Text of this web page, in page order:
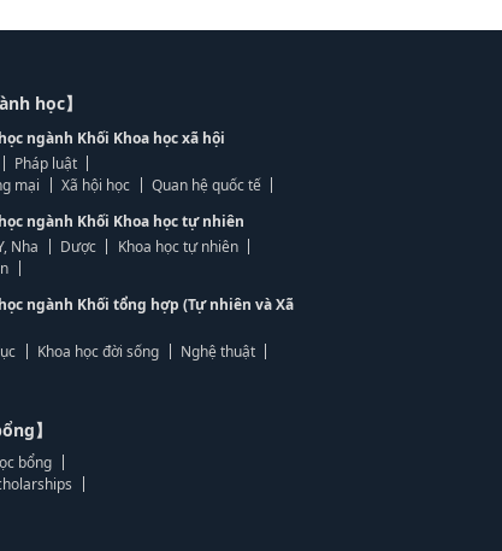
học】
ngành Khối Khoa học xã hội
Pháp luật
mại
Xã hội học
Quan hệ quốc tế
ngành Khối Khoa học tự nhiên
Nha Dược
Khoa học tự nhiên
ngành Khối tổng hợp (Tự nhiên và Xã
Khoa học đời sống
Nghệ thuật
】
bổng